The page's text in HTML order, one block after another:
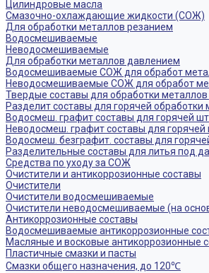
Цилиндровые масла
Смазочно-охлаждающие жидкости (СОЖ)
Для обработки металлов резанием
Водосмешиваемые
Неводосмешиваемые
Для обработки металлов давлением
Водосмешиваемые СОЖ для обработ
Неводосмешиваемые СОЖ для обработ
Твердые составы для обработки
Разделит составы для горячей обработки
Водосмеш. графит составы для горячей
Неводосмеш. графит составы для
Водосмеш. безграфит. составы для
Разделительные составы для литья под
Средства по уходу за СОЖ
Очистители и антикоррозионные составы
Очистители
Очистители водосмешиваемые
Очистители неводосмешиваемые (на
Антикоррозионные составы
Водосмешиваемые антикоррозионные
Масляные и восковые антикоррозионные
Пластичные смазки и пасты
Смазки общего назначения, до 120℃